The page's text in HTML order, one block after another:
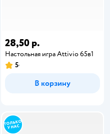
28,50 р.
Настольная игра Attivio 65в1
5
В корзину